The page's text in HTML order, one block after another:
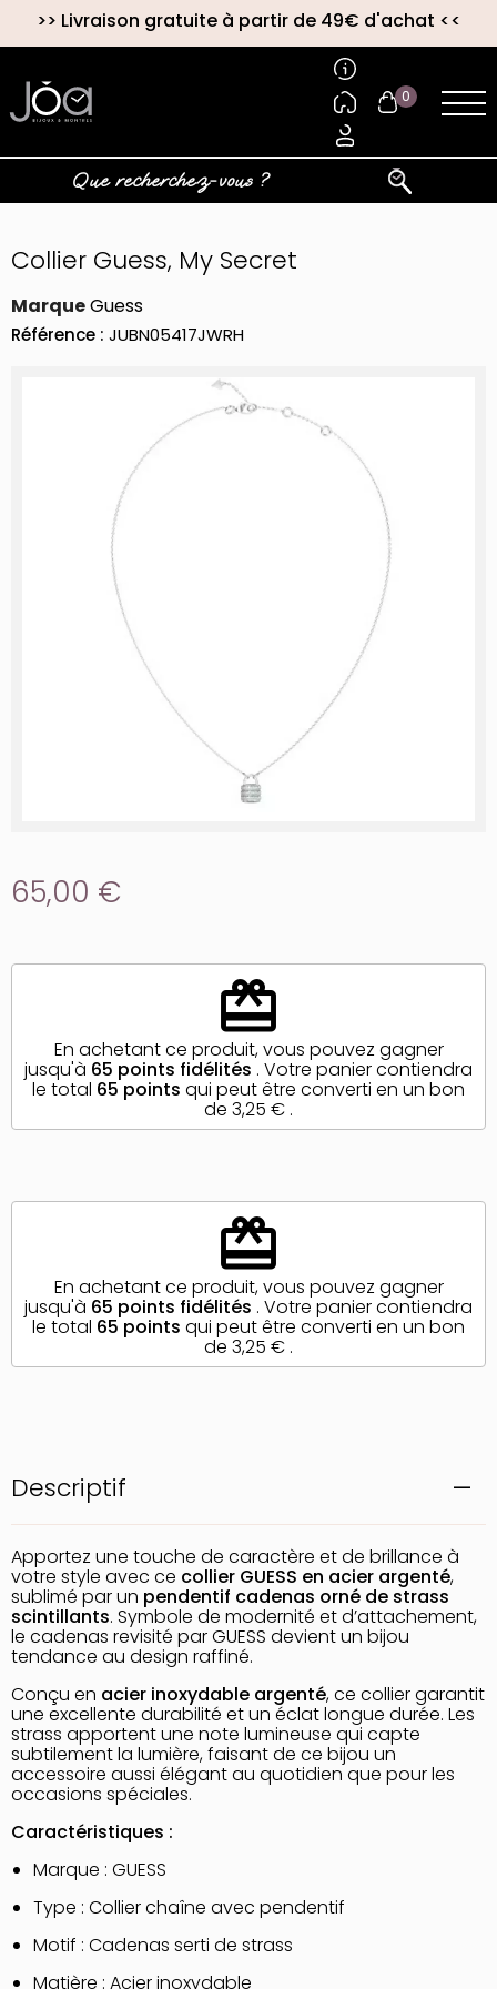
>> Livraison gratuite à partir de 49€ d'achat <<
0
Descriptif
Apportez une touche de caractère et de brillance à
votre style avec ce collier GUESS en acier argenté,
sublimé par un pendentif cadenas orné de strass
scintillants. Symbole de modernité et d’attachement,
le cadenas revisité par GUESS devient un bijou
tendance au design raffiné.
Conçu en acier inoxydable argenté, ce collier garantit
une excellente durabilité et un éclat longue durée. Les
strass apportent une note lumineuse qui capte
subtilement la lumière, faisant de ce bijou un
accessoire aussi élégant au quotidien que pour les
occasions spéciales.
Caractéristiques :
Marque : GUESS
Type : Collier chaîne avec pendentif
Motif : Cadenas serti de strass
Matière : Acier inoxydable
Collier Guess, My Secret
MarqueGuess
Référence : JUBN05417JWRH
65,00 €
redeem
En achetant ce produit, vous pouvez gagner
jusqu'à 65 points fidélités . Votre panier contiendra
le total 65 points qui peut être converti en un bon
de 3,25 € .
redeem
En achetant ce produit, vous pouvez gagner
jusqu'à 65 points fidélités . Votre panier contiendra
le total 65 points qui peut être converti en un bon
de 3,25 € .